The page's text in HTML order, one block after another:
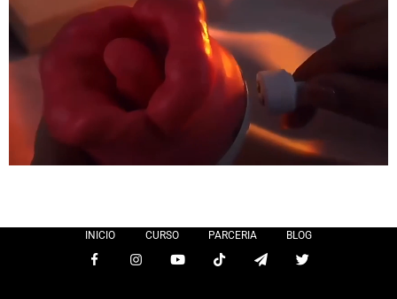
INICIO CURSO PARCERIA BLOG